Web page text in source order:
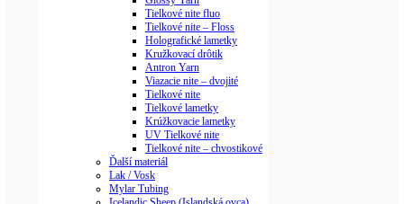
Tielkové nite fluo
Tielkové nite – Floss
Holografické lametky
Kružkovací drôtik
Antron Yarn
Viazacie nite – dvojité
Tielkové nite
Tielkové lametky
Krúžkovacie lametky
UV Tielkové nite
Tielkové nite – chvostikové
Ďalší materiál
Lak / Vosk
Mylar Tubing